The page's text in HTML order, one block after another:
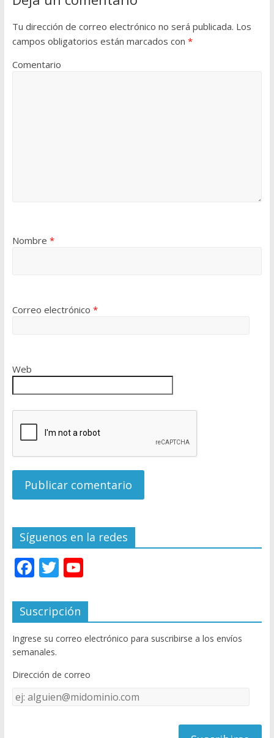
Tu dirección de correo electrónico no será publicada. Los
campos obligatorios están marcados con *
Comentario
Nombre *
Correo electrónico *
Web
Síguenos en la redes
F
e
b
o
o
k
T
itt
er
Y
u
T
u
e
C
Suscripción
Ingrese su correo electrónico para suscribirse a los envíos
semanales.
Dirección de correo
Dirección